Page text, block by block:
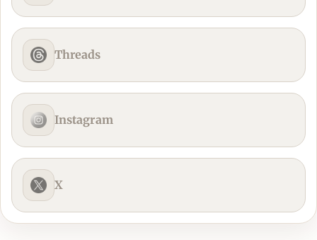
Threads
Instagram
X